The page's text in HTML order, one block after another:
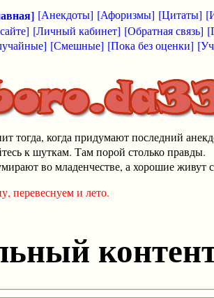
[Анекдоты] [Афоризмы] [Цитаты]
[Личный кабинет] [Обратная связь]
[Смешные] [Пока без оценки]
тогда, когда придумают последний
к шуткам. Там порой столько правды.
во младенчестве, а хорошие живут
перевеснуем и лето.